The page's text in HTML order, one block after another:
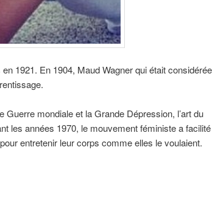
1921. En 1904, Maud Wagner qui était considérée
mondiale et la Grande Dépression, l’art du
les années 1970, le mouvement féministe a
entretenir leur corps comme elles le voulaient.